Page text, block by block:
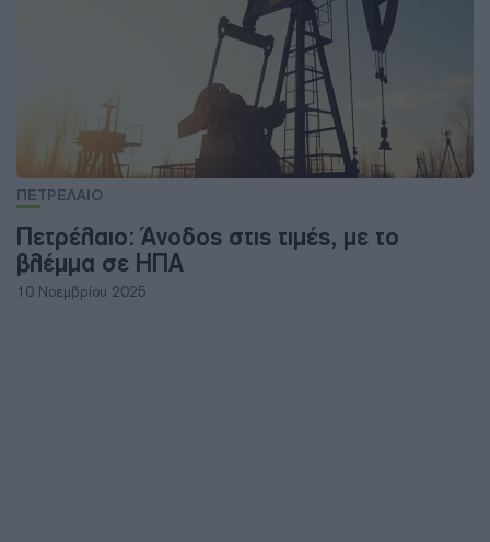
ΠΕΤΡΕΛΑΙΟ
Πετρέλαιο: Άνοδος στις τιμές, με το
βλέμμα σε ΗΠΑ
10 Νοεμβρίου 2025